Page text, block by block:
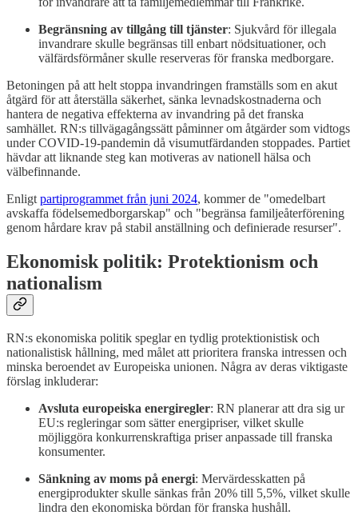
Begränsning av tillgång till tjänster: Sjukvård för illegala
invandrare skulle begränsas till enbart nödsituationer, och
välfärdsförmåner skulle reserveras för franska medborgare.
Betoningen på att helt stoppa invandringen framställs som en akut
åtgärd för att återställa säkerhet, sänka levnadskostnaderna och
hantera de negativa effekterna av invandring på det franska
samhället. RN:s tillvägagångssätt påminner om åtgärder som vidtogs
under COVID-19-pandemin då visumutfärdanden stoppades. Partiet
hävdar att liknande steg kan motiveras av nationell hälsa och
välbefinnande.
Enligt partiprogrammet från juni 2024, kommer de "omedelbart
avskaffa födelsemedborgarskap" och "begränsa familjeåterförening
genom hårdare krav på stabil anställning och definierade resurser"​.
Ekonomisk politik: Protektionism och
nationalism
RN:s ekonomiska politik speglar en tydlig protektionistisk och
nationalistisk hållning, med målet att prioritera franska intressen och
minska beroendet av Europeiska unionen. Några av deras viktigaste
förslag inkluderar:
Avsluta europeiska energiregler: RN planerar att dra sig ur
EU:s regleringar som sätter energipriser, vilket skulle
möjliggöra konkurrenskraftiga priser anpassade till franska
konsumenter.
Sänkning av moms på energi: Mervärdesskatten på
energiprodukter skulle sänkas från 20% till 5,5%, vilket skulle
lindra den ekonomiska bördan för franska hushåll.